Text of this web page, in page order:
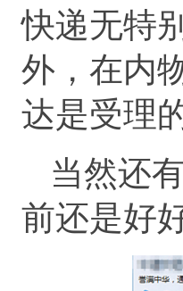
快递无特
外，在内
达是受理的
当然还
前还是好